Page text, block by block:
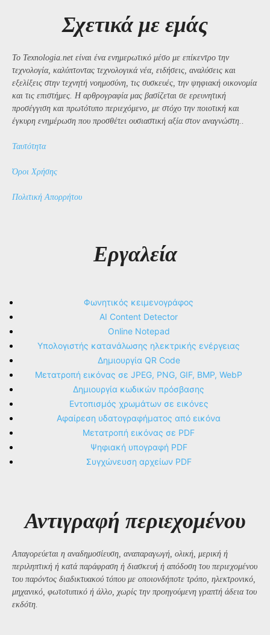
Σχετικά με εμάς
Το Texnologia.net είναι ένα ενημερωτικό μέσο με επίκεντρο την
τεχνολογία, καλύπτοντας τεχνολογικά νέα, ειδήσεις, αναλύσεις και
εξελίξεις στην τεχνητή νοημοσύνη, τις συσκευές, την ψηφιακή οικονομία
και τις επιστήμες. Η αρθρογραφία μας βασίζεται σε ερευνητική
προσέγγιση και πρωτότυπο περιεχόμενο, με στόχο την ποιοτική και
έγκυρη ενημέρωση που προσθέτει ουσιαστική αξία στον αναγνώστη..
Ταυτότητα
Όροι Χρήσης
Πολιτική Απορρήτου
Εργαλεία
Φωνητικός κειμενογράφος
AI Content Detector
Online Notepad
Υπολογιστής κατανάλωσης ηλεκτρικής ενέργειας
Δημιουργία QR Code
Μετατροπή εικόνας σε JPEG, PNG, GIF, BMP, WebP
Δημιουργία κωδικών πρόσβασης
Εντοπισμός χρωμάτων σε εικόνες
Αφαίρεση υδατογραφήματος από εικόνα
Μετατροπή εικόνας σε PDF
Ψηφιακή υπογραφή PDF
Συγχώνευση αρχείων PDF
Αντιγραφή περιεχομένου
Απαγορεύεται η αναδημοσίευση, αναπαραγωγή, ολική, μερική ή
περιληπτική ή κατά παράφραση ή διασκευή ή απόδοση του περιεχομένου
του παρόντος διαδικτυακού τόπου με οποιονδήποτε τρόπο, ηλεκτρονικό,
μηχανικό, φωτοτυπικό ή άλλο, χωρίς την προηγούμενη γραπτή άδεια του
εκδότη.